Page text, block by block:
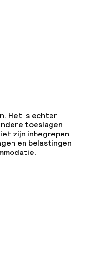
Het is echter
toeslagen
zijn inbegrepen.
en belastingen